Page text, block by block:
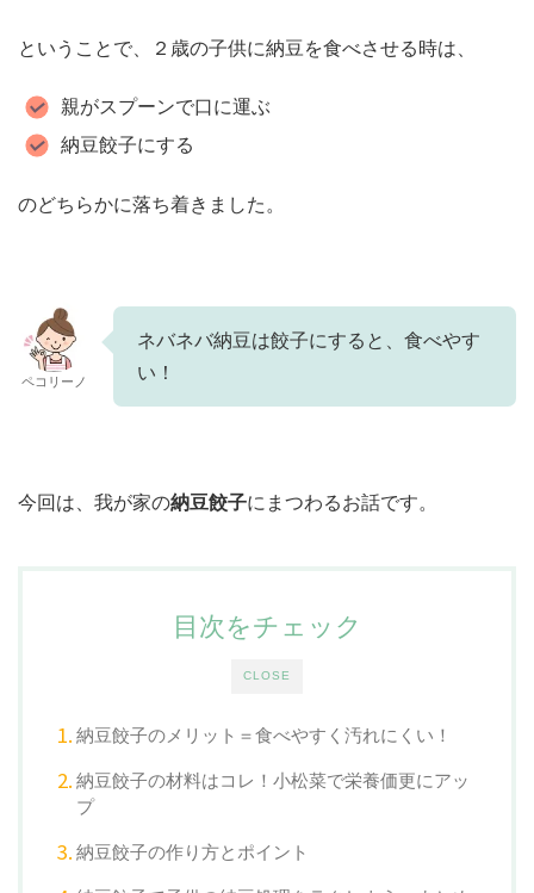
ということで、２歳の子供に納豆を食べさせる時は、
親がスプーンで口に運ぶ
納豆餃子にする
のどちらかに落ち着きました。
ペコリーノ
ネバネバ納豆は餃子にすると、食べやす
い！
今回は、我が家の納豆餃子にまつわるお話です。
CLOSE
目次をチェック
納豆餃子のメリット＝食べやすく汚れにくい！
納豆餃子の材料はコレ！小松菜で栄養価更にアッ
プ
納豆餃子の作り方とポイント